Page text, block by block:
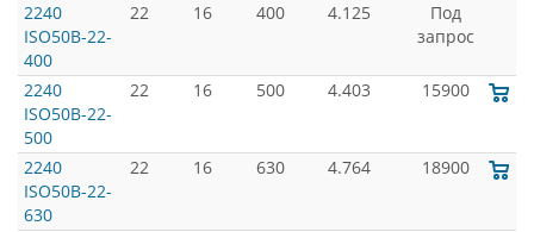
2240
ISO50B-22-
400
22 16 400 4.125
Под
запрос
2240
ISO50B-22-
500
22 16 500 4.403 15900
2240
ISO50B-22-
630
22 16 630 4.764 18900